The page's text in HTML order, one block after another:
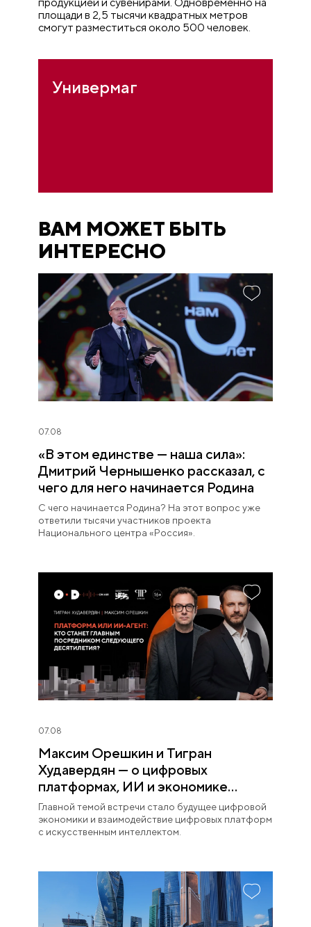
площади в 2,5 тысячи квадратных метров
смогут разместиться около 500 человек.
Универмаг
ВАМ МОЖЕТ БЫТЬ
ИНТЕРЕСНО
07.08
«В этом единстве — наша сила»:
Дмитрий Чернышенко рассказал, с
чего для него начинается Родина
С чего начинается Родина? На этот вопрос уже
ответили тысячи участников проекта
Национального центра «Россия».
07.08
Максим Орешкин и Тигран
Худавердян — о цифровых
платформах, ИИ и экономике
будущего
Главной темой встречи стало будущее цифровой
экономики и взаимодействие цифровых платформ
с искусственным интеллектом.